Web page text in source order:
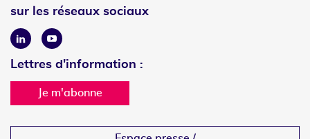
sur les réseaux sociaux
LinkedinYoutube
Lettres d'information :
Je m'abonne